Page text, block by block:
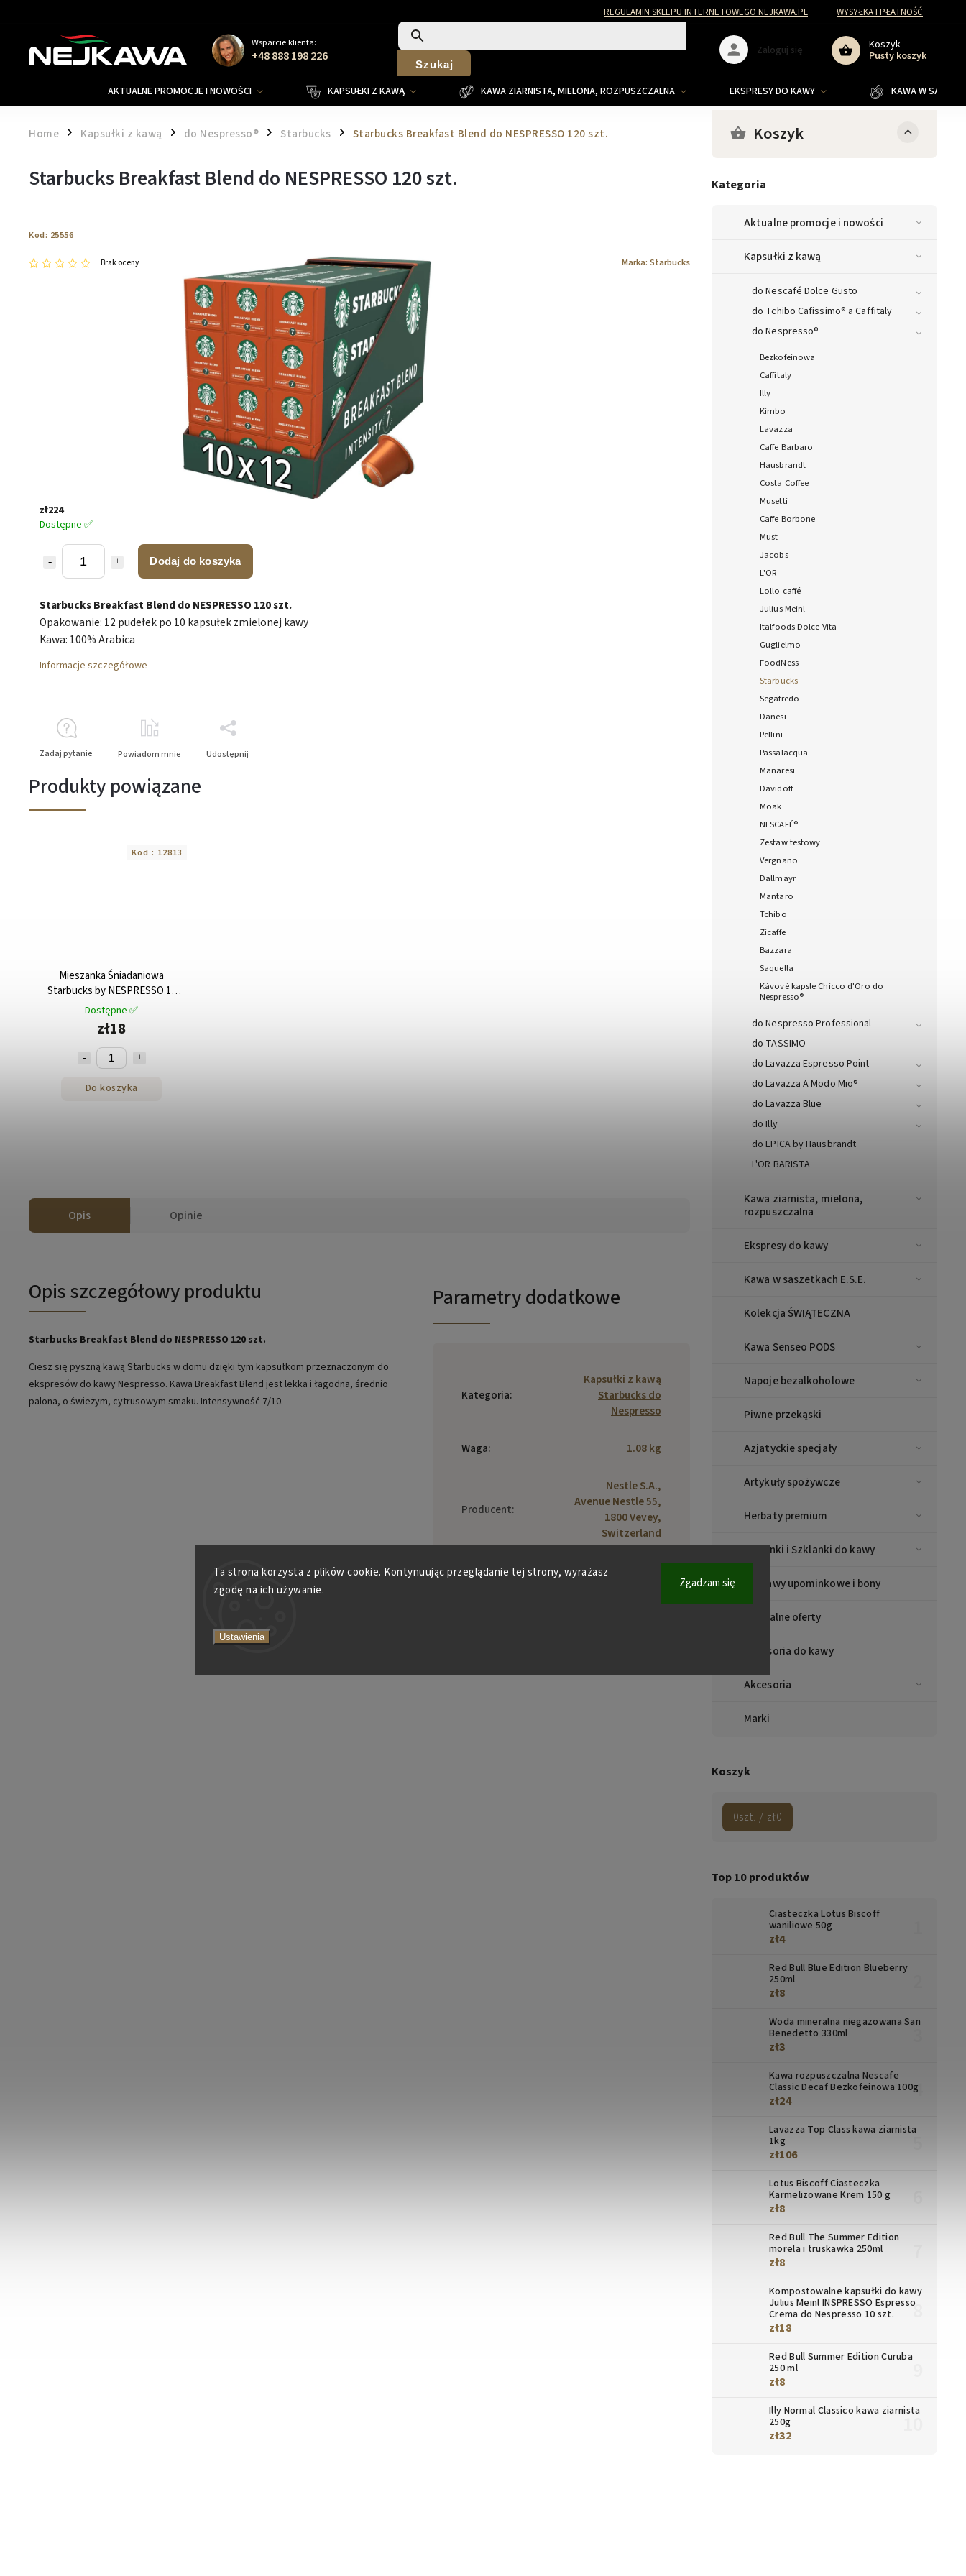
Ta strona korzysta z plików cookie. Kontynuując przeglądanie tej strony, wyrażasz
zgodę na ich używanie.
Ustawienia
Zgadzam się
REGULAMIN SKLEPU INTERNETOWEGO NEJKAWA.PL WYSYŁKA I PŁATNOŚĆ
Wsparcie klienta:
+48 888 198 226 Szukaj
Koszyk
Pusty koszyk
Zaloguj się
AKTUALNE PROMOCJE I NOWOŚCI KAPSUŁKI Z KAWĄ KAWA ZIARNISTA, MIELONA, ROZPUSZCZALNA EKSPRESY DO KAWY KAWA W
Home / Kapsułki z kawą / do Nespresso® / Starbucks / Starbucks Breakfast Blend do NESPRESSO 120 szt. Koszyk
Kategoria
Aktualne promocje i nowości
Kapsułki z kawą
do Nescafé Dolce Gusto
do Tchibo Cafissimo® a Caffitaly
do Nespresso®
Bezkofeinowa
Caffitaly
Illy
Kimbo
Lavazza
Caffe Barbaro
Hausbrandt
Costa Coffee
Musetti
Caffe Borbone
Must
Jacobs
L'OR
Lollo caffé
Julius Meinl
Italfoods Dolce Vita
Guglielmo
FoodNess
Starbucks
Segafredo
Danesi
Pellini
Passalacqua
Manaresi
Davidoff
Moak
NESCAFÉ®
Zestaw testowy
Vergnano
Dallmayr
Mantaro
Tchibo
Zicaffe
Bazzara
Saquella
Kávové kapsle Chicco d'Oro do
Nespresso®
do Nespresso Professional
do TASSIMO
do Lavazza Espresso Point
do Lavazza A Modo Mio®
do Lavazza Blue
do Illy
do EPICA by Hausbrandt
L'OR BARISTA
Kawa ziarnista, mielona,
rozpuszczalna
Ekspresy do kawy
Kawa w saszetkach E.S.E.
Kolekcja ŚWIĄTECZNA
Kawa Senseo PODS
Napoje bezalkoholowe
Piwne przekąski
Azjatyckie specjały
Artykuły spożywcze
Herbaty premium
Filiżanki i Szklanki do kawy
Zestawy upominkowe i bony
Specjalne oferty
Akcesoria do kawy
Akcesoria
Marki
Koszyk
0szt. / zł0
Top 10 produktów
Ciasteczka Lotus Biscoff
waniliowe 50g
zł4
Red Bull Blue Edition Blueberry
250ml
zł8
Woda mineralna niegazowana San
Benedetto 330ml
zł3
Kawa rozpuszczalna Nescafe
Classic Decaf Bezkofeinowa 100g
zł24
Lavazza Top Class kawa ziarnista
1kg
zł106
Lotus Biscoff Ciasteczka
Karmelizowane Krem 150 g
zł8
Red Bull The Summer Edition
morela i truskawka 250ml
zł8
Kompostowalne kapsułki do kawy
Julius Meinl INSPRESSO Espresso
Crema do Nespresso 10 szt.
zł18
Red Bull Summer Edition Curuba
250 ml
zł8
Illy Normal Classico kawa ziarnista
250g
zł32
Starbucks Breakfast Blend do NESPRESSO 120 szt.
Kod: 25556
Brak oceny Marka: Starbucks
zł224
Dostępne ✅
Dodaj do koszyka
Starbucks Breakfast Blend do NESPRESSO 120 szt.
Opakowanie: 12 pudełek po 10 kapsułek zmielonej kawy
Kawa: 100% Arabica
Informacje szczegółowe
Zadaj pytanie Powiadom mnie Udostępnij
Produkty powiązane
Mieszanka Śniadaniowa
Starbucks by NESPRESSO 10
szt
Dostępne ✅
zł18
Do koszyka
Kod : 12813
Opis Opinie
Opis szczegółowy produktu
Starbucks Breakfast Blend do NESPRESSO 120 szt.
Ciesz się pyszną kawą Starbucks w domu dzięki tym kapsułkom przeznaczonym do
ekspresów do kawy Nespresso. Kawa Breakfast Blend jest lekka i łagodna, średnio
palona, ​​o świeżym, cytrusowym smaku. Intensywność 7/10.
Parametry dodatkowe
Kategoria:
Kapsułki z kawą
Starbucks do
Nespresso
Waga: 1.08 kg
Producent:
Nestle S.A.,
Avenue Nestle 55,
1800 Vevey,
Switzerland